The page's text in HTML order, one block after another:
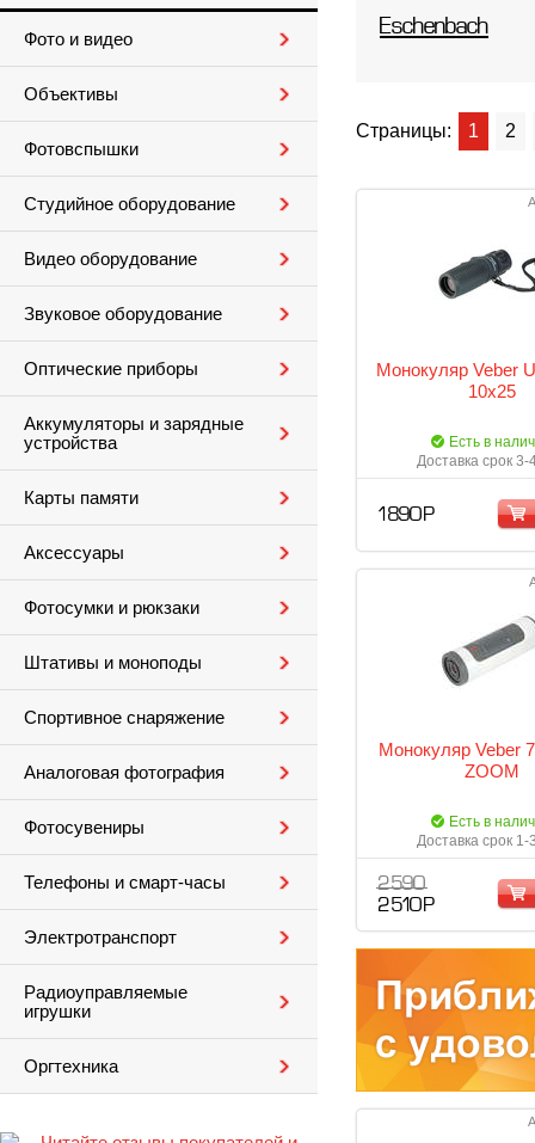
Фото и видео
Объективы
Фотовспышки
Студийное оборудование
Видео оборудование
Звуковое оборудование
Оптические приборы
Аккумуляторы и зарядные
устройства
Карты памяти
Аксессуары
Фотосумки и рюкзаки
Штативы и моноподы
Спортивное снаряжение
Аналоговая фотография
Фотосувениры
Телефоны и смарт-часы
Электротранспорт
Радиоуправляемые
игрушки
Оргтехника
Eschenbach
Страницы: 1 2
Монокуляр Veber
10x25
Есть в
Доставка срок 3-
1 890 Р
Монокуляр Veber
ZOOM
Есть в
Доставка срок 1-
2 590
2 510 Р